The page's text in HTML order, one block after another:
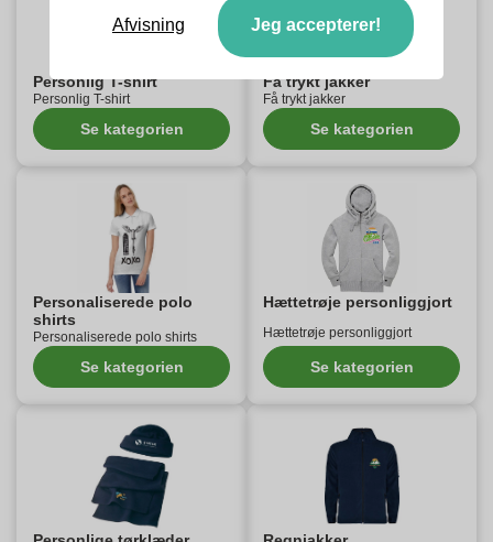
Personlig T-shirt
Personlig T-shirt
Se kategorien
Få trykt jakker
Få trykt jakker
Se kategorien
Personaliserede polo
shirts
Personaliserede polo shirts
Se kategorien
Hættetrøje personliggjort
Hættetrøje personliggjort
Se kategorien
Afvisning Jeg accepterer!